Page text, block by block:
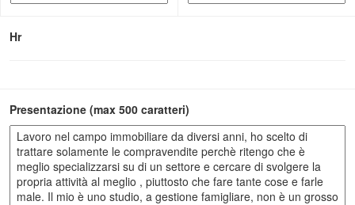
Hr
Presentazione (max 500 caratteri)